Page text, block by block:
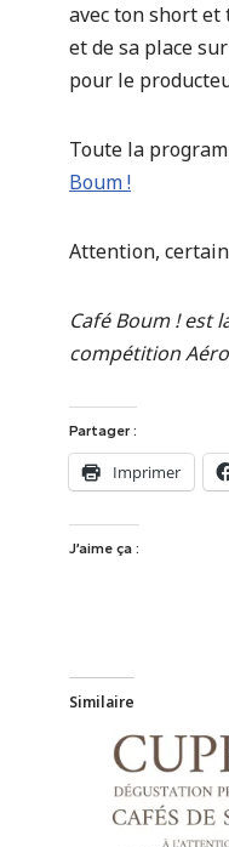
avec ton short et
et de sa place
pour le
Toute la
Boum !
Attention,
Café Boum ! est
compétition
Partager :
Imprimer
J’aime ça :
Similaire